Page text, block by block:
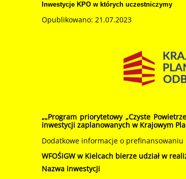
Inwestycje KPO w których uczestniczymy
Opublikowano: 21.07.2023
„„Program priorytetowy „Czyste
inwestycji zaplanowanych w Krajowym
Dodatkowe informacje o prefinansowaniu
WFOŚiGW w Kielcach bierze udział w
Nazwa inwestycji